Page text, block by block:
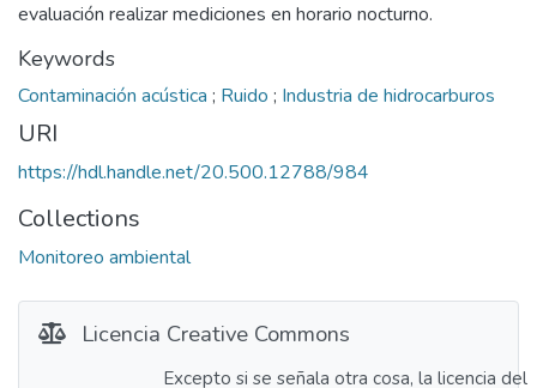
evaluación realizar mediciones en horario nocturno.
Keywords
Contaminación acústica ; Ruido ; Industria de hidrocarburos
URI
https://hdl.handle.net/20.500.12788/984
Collections
Monitoreo ambiental
Licencia Creative Commons
Excepto si se señala otra cosa, la licencia del